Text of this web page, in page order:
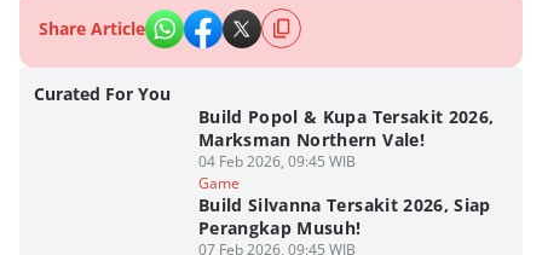
Share Article
Curated For You
Build Popol & Kupa Tersakit 2026,
Marksman Northern Vale!
04 Feb 2026, 09:45 WIB
Game
Build Silvanna Tersakit 2026, Siap
Perangkap Musuh!
07 Feb 2026, 09:45 WIB